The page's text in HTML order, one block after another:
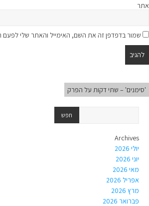
אתר
שמור בדפדפן זה את השם, האימייל והאתר שלי לפעם
'סימנים' – שתי דקות על הפרק
Archives
יולי 2026
יוני 2026
מאי 2026
אפריל 2026
מרץ 2026
פברואר 2026